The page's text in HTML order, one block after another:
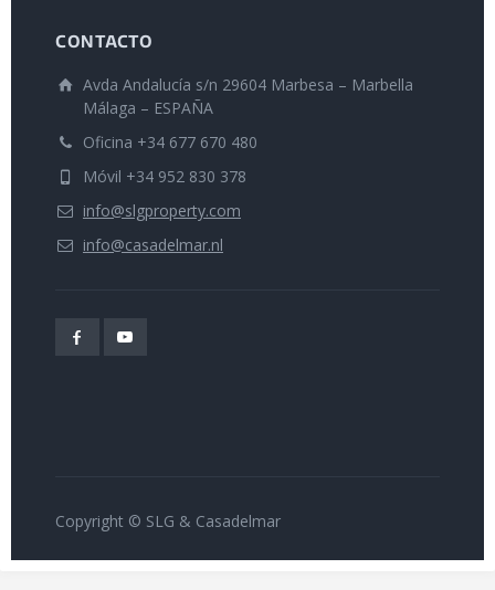
CONTACTO
Avda Andalucía s/n 29604 Marbesa – Marbella
Málaga – ESPAÑA
Oficina +34 677 670 480
Móvil +34 952 830 378
info@slgproperty.com
info@casadelmar.nl
Copyright © SLG & Casadelmar